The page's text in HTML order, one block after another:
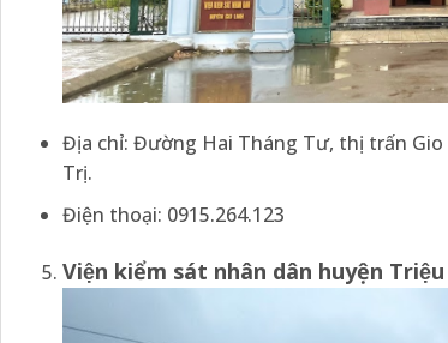
Địa chỉ: Đường Hai Tháng Tư, thị trấn
Trị.
Điện thoại: 0915.264.123
Viện kiểm sát nhân dân huyện